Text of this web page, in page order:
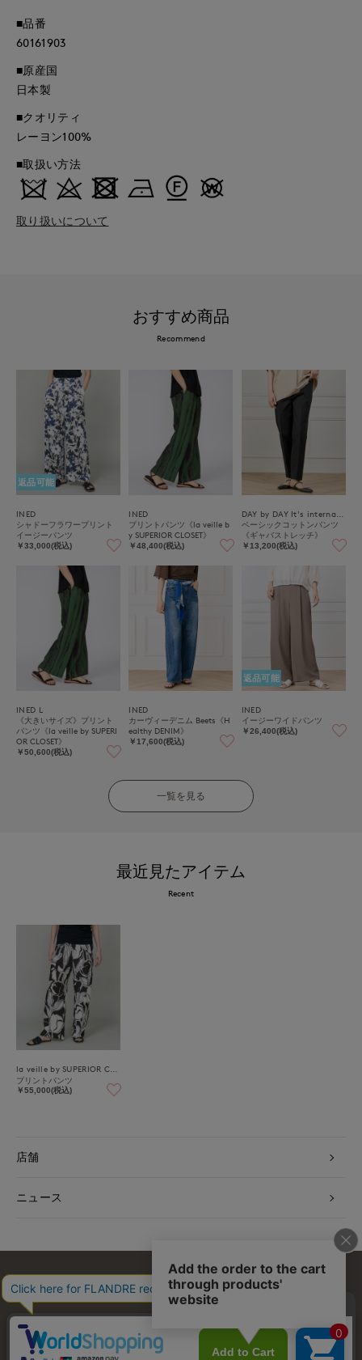
■品番
60161903
■原産国
日本製
■クオリティ
レーヨン100%
■取扱い方法
取り扱いについて
おすすめ商品
Recommend
返品可能
INED
シャドーフラワープリント
イージーパンツ
￥33,000(税込)
INED
プリントパンツ《la veille b
y SUPERIOR CLOSET》
￥48,400(税込)
ベーシックコットンパンツ
《ギャバストレッチ》
￥13,200(税込)
INED L
《大きいサイズ》プリント
パンツ《la veille by SUPERI
OR CLOSET》
￥50,600(税込)
INED
カーヴィーデニム Beets《H
ealthy DENIM》
￥17,600(税込)
返品可能
INED
イージーワイドパンツ
￥26,400(税込)
一覧を見る
最近見たアイテム
Recent
プリントパンツ
￥55,000(税込)
店舗
ニュース
お問い合わせ 利用規約 会社概要 プライバシーポリシー
特定商取引・古物営業法に基づく表示 店舗リスト